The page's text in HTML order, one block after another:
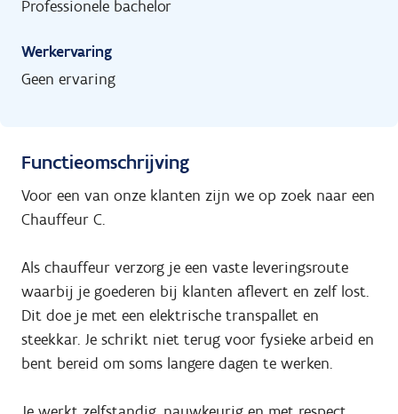
Professionele bachelor
Werkervaring
Geen ervaring
Functieomschrijving
Voor een van onze klanten zijn we op zoek naar een
Chauffeur C.
Als chauffeur verzorg je een vaste leveringsroute
waarbij je goederen bij klanten aflevert en zelf lost.
Dit doe je met een elektrische transpallet en
steekkar. Je schrikt niet terug voor fysieke arbeid en
bent bereid om soms langere dagen te werken.